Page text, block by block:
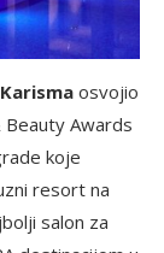
osvojio
Awards
koje
resort na
salon za